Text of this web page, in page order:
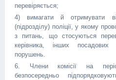
перевіряється;
4) вимагати й отримувати
(підрозділу) поліції, у якому
з питань, що стосуються
керівника, інших
порушень.
6. Члени комісії на
безпосередньо